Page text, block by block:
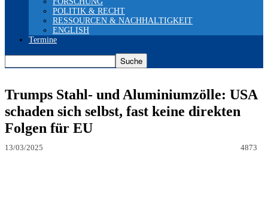
POLITIK & RECHT
RESSOURCEN & NACHHALTIGKEIT
ENGLISH
Termine
Trumps Stahl- und Aluminiumzölle: USA
schaden sich selbst, fast keine direkten
Folgen für EU
13/03/2025 4873